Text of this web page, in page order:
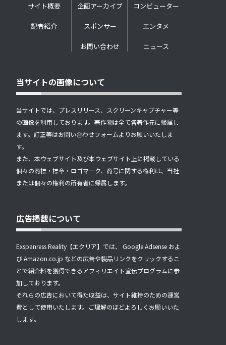
サイト概要
記者紹介
企画アーカイブ
スポンサー
お問い合わせ
コンピューター
エンタメ
ニュース
当サイトの画像について
当サイトでは、プレスリリース、スクリーンキャプチャー等
の画像を利用しております。著作物は全て各著作元に帰属し
ます。訂正等はお問い合わせフォームよりお願いいたしま
す。
また、本ウェブサイト及び本ウェブサイト上に掲載している
個々の商標・標章・ロゴマーク、商号に関する権利は、当社
または個々の権利の所有者に帰属します。
広告掲載について
Exspanress Reality【エクリア】では、 Google Adsense およ
び Amazon.co.jp などの広告や製品リンクをクリックするこ
とで紹介料を獲得できるアフィリエイト宣伝プログラムに参
加しております。
それらの広告において得た収益は、サイト維持のための運営
費として使用いたします。ご理解のほどよろしくお願いいた
します。